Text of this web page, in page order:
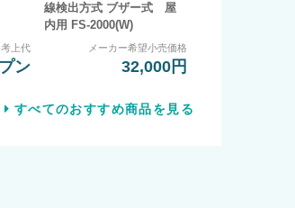
上代
ン
線検出方式 ブザー式 屋
内用 FS-2000(W)
メーカー希望小売価格
32,000円
すべてのおすすめ商品を見る